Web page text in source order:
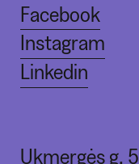
Facebook
Instagram
Linkedin
Ukmergės g.